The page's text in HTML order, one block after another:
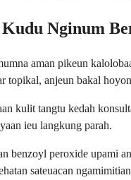
Nginum
aman pikeun
topikal, anjeun bakal
kulit tangtu kedah
ieu langkung parah.
benzoyl peroxide upami
sateuacan